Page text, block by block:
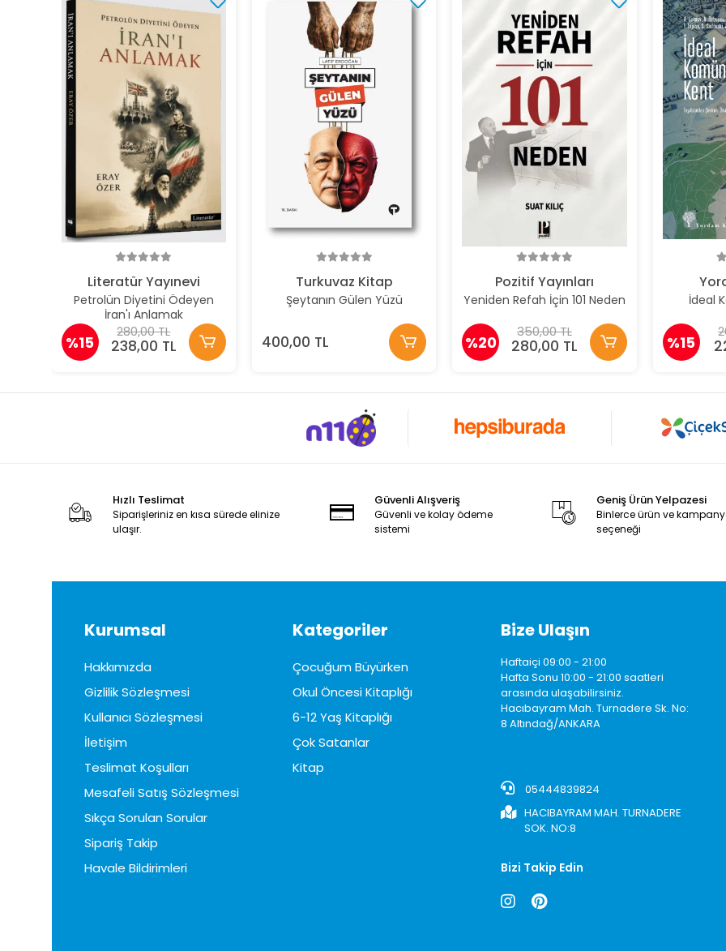
Literatür Yayınevi
Petrolün Diyetini Ödeyen
İran'ı Anlamak
%15
280,00 TL
238,00 TL
Turkuvaz Kitap
Şeytanın Gülen Yüzü
400,00 TL
Pozitif Yayınları
Yeniden Refah İçin 101 Neden
%20
350,00 TL
280,00 TL
İdeal
%15
Hızlı Teslimat
Siparişleriniz en kısa sürede elinize
ulaşır.
Güvenli Alışveriş
Güvenli ve kolay ödeme
sistemi
Geniş Ürün Yelpazesi
Binlerce ürün ve
seçeneği
Kurumsal
Hakkımızda
Gizlilik Sözleşmesi
Kullanıcı Sözleşmesi
İletişim
Teslimat Koşulları
Mesafeli Satış Sözleşmesi
Sıkça Sorulan Sorular
Sipariş Takip
Havale Bildirimleri
Kategoriler
Çocuğum Büyürken
Okul Öncesi Kitaplığı
6-12 Yaş Kitaplığı
Çok Satanlar
Kitap
Bize Ulaşın
Haftaiçi 09:00 - 21:00
Hafta Sonu 10:00 - 21:00 saatleri
arasında ulaşabilirsiniz.
Hacıbayram Mah. Turnadere Sk. No:
8 Altındağ/ANKARA
05444839824
HACIBAYRAM MAH. TURNADERE
SOK. NO:8
Bizi Takip Edin